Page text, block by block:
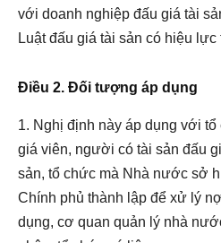
với doanh nghiệp đấu giá tài
Luật đấu giá tài sản có hiệu lực
Điều 2. Đối tượng áp dụng
1. Nghị định này áp dụng với
giá viên, người có tài sản đấu
sản, tổ chức mà Nhà nước sở
Chính phủ thành lập để xử lý
dụng, cơ quan quản lý nhà